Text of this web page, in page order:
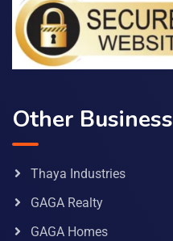
Other Business
Thaya Industries
GAGA Realty
GAGA Homes